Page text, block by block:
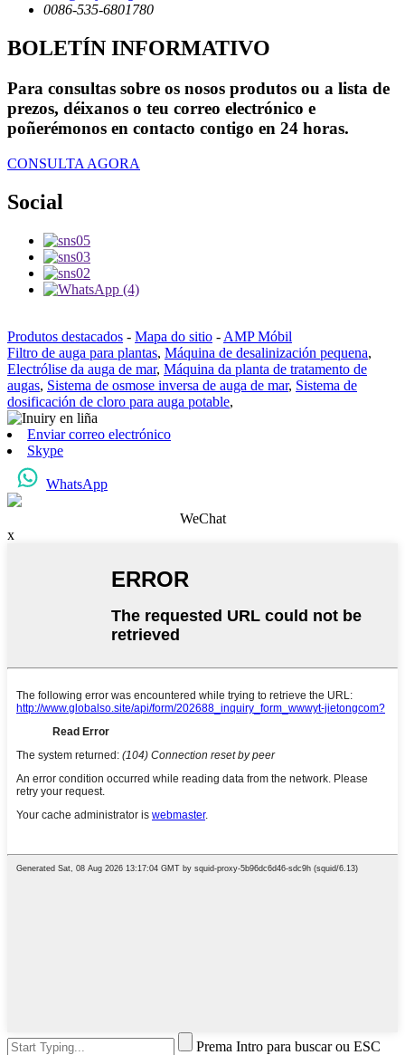
0086-535-6801780
BOLETÍN INFORMATIVO
Para consultas sobre os nosos produtos ou a lista de
prezos, déixanos o teu correo electrónico e
poñerémonos en contacto contigo en 24 horas.
CONSULTA AGORA
Social
Produtos destacados - Mapa do sitio - AMP Móbil
Filtro de auga para plantas, Máquina de desalinización pequena,
Electrólise da auga de mar, Máquina da planta de tratamento de
augas, Sistema de osmose inversa de auga de mar, Sistema de
dosificación de cloro para auga potable,
Enviar correo electrónico
Skype
WhatsApp
WeChat
x
Prema Intro para buscar ou ESC